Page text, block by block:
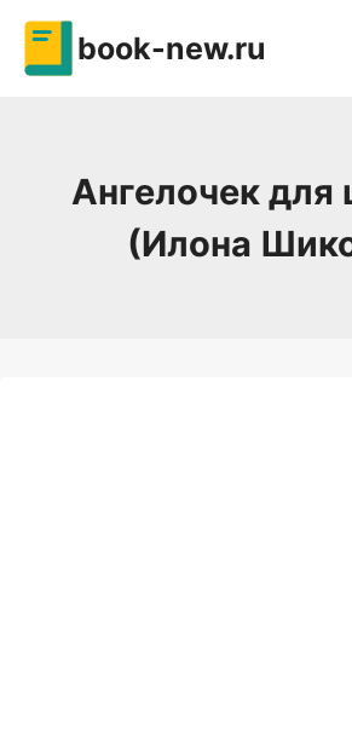
Перейти
содержимому
book-new.ru
Ангелочек для
(Илона